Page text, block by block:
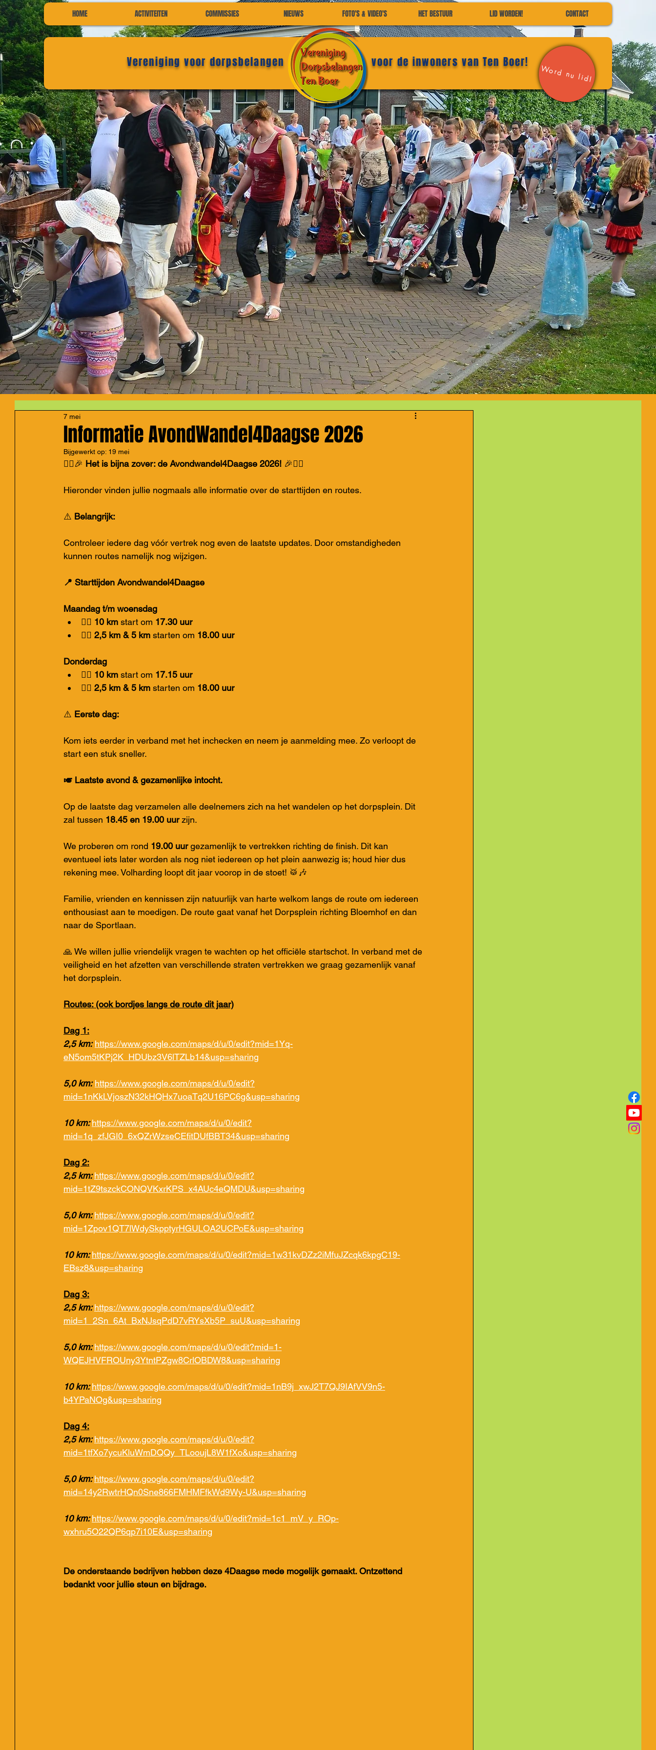
HOME ACTIVITEITEN COMMISSIES NIEUWS FOTO'S & VIDEO'S HET BESTUUR LID WORDEN! CONTACT
Vereniging voor dorpsbelangen voor de inwoners van Ten Boer!
Word nu lid!
Informatie AvondWandel4Daagse 2026
7 mei
Bijgewerkt op: 19 mei
🚶‍♀️🎉 Het is bijna zover: de Avondwandel4Daagse 2026! 🎉🚶‍♂️
Hieronder vinden jullie nogmaals alle informatie over de starttijden en routes.
⚠️ Belangrijk:
Controleer iedere dag vóór vertrek nog even de laatste updates. Door omstandigheden
kunnen routes namelijk nog wijzigen.
📍 Starttijden Avondwandel4Daagse
Maandag t/m woensdag
🚶‍♂️ 10 km start om 17.30 uur
🚶‍♀️ 2,5 km & 5 km starten om 18.00 uur
Donderdag
🚶‍♂️ 10 km start om 17.15 uur
🚶‍♀️ 2,5 km & 5 km starten om 18.00 uur
⚠️ Eerste dag:
Kom iets eerder in verband met het inchecken en neem je aanmelding mee. Zo verloopt de
start een stuk sneller.
🎺 Laatste avond & gezamenlijke intocht.
Op de laatste dag verzamelen alle deelnemers zich na het wandelen op het dorpsplein. Dit
zal tussen 18.45 en 19.00 uur zijn.
We proberen om rond 19.00 uur gezamenlijk te vertrekken richting de finish. Dit kan
eventueel iets later worden als nog niet iedereen op het plein aanwezig is; houd hier dus
rekening mee. Volharding loopt dit jaar voorop in de stoet! 🥁🎶
Familie, vrienden en kennissen zijn natuurlijk van harte welkom langs de route om iedereen
enthousiast aan te moedigen. De route gaat vanaf het Dorpsplein richting Bloemhof en dan
naar de Sportlaan.
🙏 We willen jullie vriendelijk vragen te wachten op het officiële startschot. In verband met de
veiligheid en het afzetten van verschillende straten vertrekken we graag gezamenlijk vanaf
het dorpsplein.
Routes: (ook bordjes langs de route dit jaar)
Dag 1:
2,5 km: https://www.google.com/maps/d/u/0/edit?mid=1Yq-
eN5om5tKPj2K_HDUbz3V6lTZLb14&usp=sharing
5,0 km: https://www.google.com/maps/d/u/0/edit?
mid=1nKkLVjoszN32kHQHx7uoaTq2U16PC6g&usp=sharing
10 km: https://www.google.com/maps/d/u/0/edit?
mid=1q_zfJGI0_6xQZrWzseCEfitDUfBBT34&usp=sharing
Dag 2:
2,5 km: https://www.google.com/maps/d/u/0/edit?
mid=1tZ9tszckCONQVKxrKPS_x4AUc4eQMDU&usp=sharing
5,0 km: https://www.google.com/maps/d/u/0/edit?
mid=1Zpov1QT7lWdySkpptyrHGULOA2UCPoE&usp=sharing
10 km: https://www.google.com/maps/d/u/0/edit?mid=1w31kvDZz2iMfuJZcqk6kpgC19-
EBsz8&usp=sharing
Dag 3:
2,5 km: https://www.google.com/maps/d/u/0/edit?
mid=1_2Sn_6At_BxNJsqPdD7vRYsXb5P_suU&usp=sharing
5,0 km: https://www.google.com/maps/d/u/0/edit?mid=1-
WQEJHVFROUny3YtntPZgw8CrlOBDW8&usp=sharing
10 km: https://www.google.com/maps/d/u/0/edit?mid=1nB9j_xwJ2T7QJ9IAfVV9n5-
b4YPaNOg&usp=sharing
Dag 4:
2,5 km: https://www.google.com/maps/d/u/0/edit?
mid=1tfXo7ycuKluWmDQQy_TLooujL8W1fXo&usp=sharing
5,0 km: https://www.google.com/maps/d/u/0/edit?
mid=14y2RwtrHQn0Sne866FMHMFfkWd9Wy-U&usp=sharing
10 km: https://www.google.com/maps/d/u/0/edit?mid=1c1_mV_y_ROp-
wxhru5O22QP6qp7i10E&usp=sharing
De onderstaande bedrijven hebben deze 4Daagse mede mogelijk gemaakt. Ontzettend
bedankt voor jullie steun en bijdrage.